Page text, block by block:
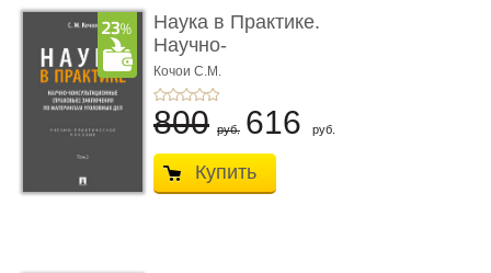
Наука в Практике.
Научно-
консультационные (пра
...
Кочои С.М.
800 руб. 616 руб.
Купить